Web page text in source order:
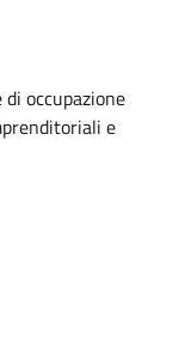
occupazione
e